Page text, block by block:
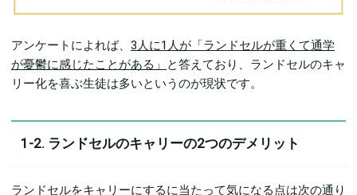
アンケートによれば、 3人に1人が「ランドセルが重くて通学
が憂鬱に感じたことがある」
と答えており、ランドセルのキャ
リー化を喜ぶ生徒は多いというのが現状です。
1-2. ランドセルのキャリーの2つのデメリット
ランドセルをキャリーにするに当たって気になる点は次の通り